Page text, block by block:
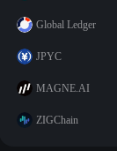
Global Ledger
JPYC
MAGNE.AI
ZIGChain